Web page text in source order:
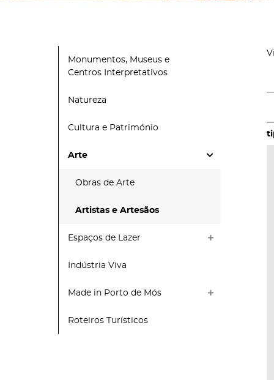
Monumentos, Museus e
Centros Interpretativos
Natureza
Cultura e Património
Arte
Obras de Arte
Artistas e Artesãos
Espaços de Lazer
Indústria Viva
Made in Porto de Mós
Roteiros Turísticos